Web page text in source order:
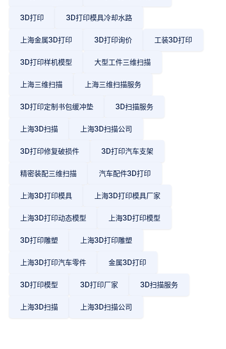
3D打印 3D打印模具冷却水路
上海金属3D打印 3D打印询价 工装3D打印
3D打印样机模型 大型工件三维扫描
上海三维扫描 上海三维扫描服务
3D打印定制书包缓冲垫 3D扫描服务
上海3D扫描 上海3D扫描公司
3D打印修复破损件 3D打印汽车支架
精密装配三维扫描 汽车配件3D打印
上海3D打印模具 上海3D打印模具厂家
上海3D打印动态模型 上海3D打印模型
3D打印雕塑 上海3D打印雕塑
上海3D打印汽车零件 金属3D打印
3D打印模型 3D打印厂家 3D扫描服务
上海3D扫描 上海3D扫描公司